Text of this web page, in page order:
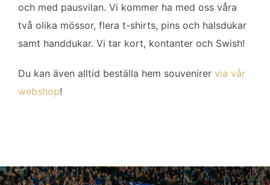
och med pausvilan. Vi kommer ha med oss våra
två olika mössor, flera t-shirts, pins och halsdukar
samt handdukar. Vi tar kort, kontanter och Swish!
Du kan även alltid beställa hem souvenirer via vår
webshop!
Inläggsnavigering